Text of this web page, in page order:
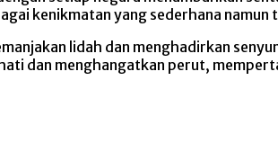
kenikmatan yang sederhana
lidah dan menghadirkan
dan menghangatkan perut,